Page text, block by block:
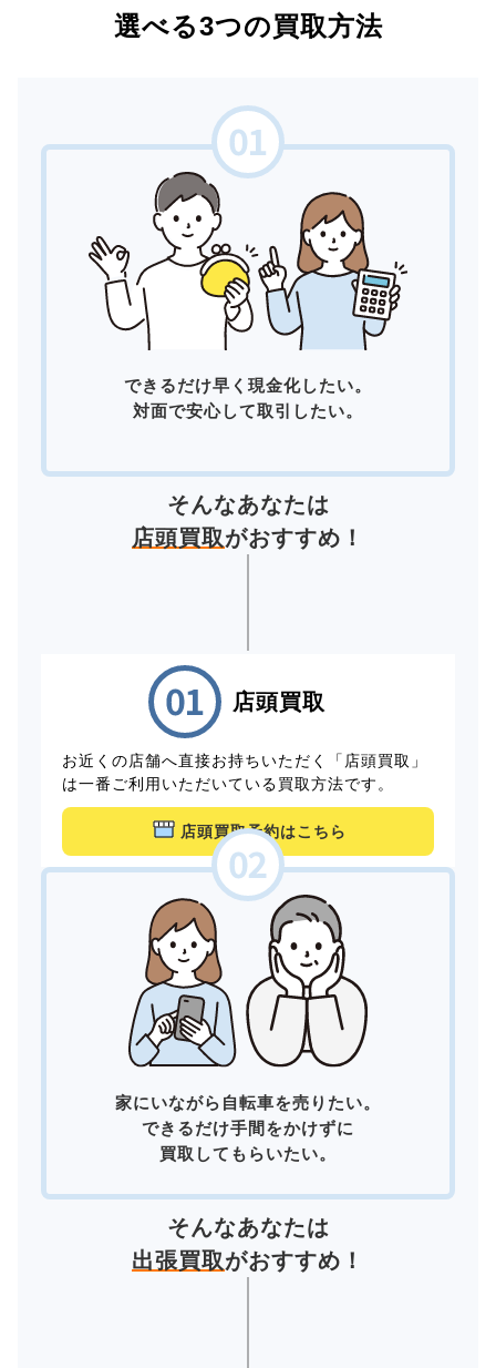
選べる3つの買取方法
できるだけ早く現金化したい。
対面で安心して取引したい。
そんなあなたは
店頭買取がおすすめ！
店頭買取
お近くの店舗へ直接お持ちいただく「店頭買取」
は一番ご利用いただいている買取方法です。
店頭買取予約はこちら
家にいながら自転車を売りたい。
できるだけ手間をかけずに
買取してもらいたい。
そんなあなたは
出張買取がおすすめ！